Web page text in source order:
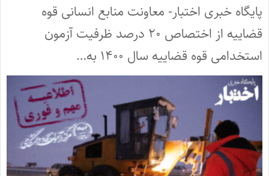
پایگاه خبری اختبار- معاونت منابع انسانی قوه
قضاییه از اختصاص ۲۰ درصد ظرفیت آزمون
استخدامی قوه قضاییه سال ۱۴۰۰ به…